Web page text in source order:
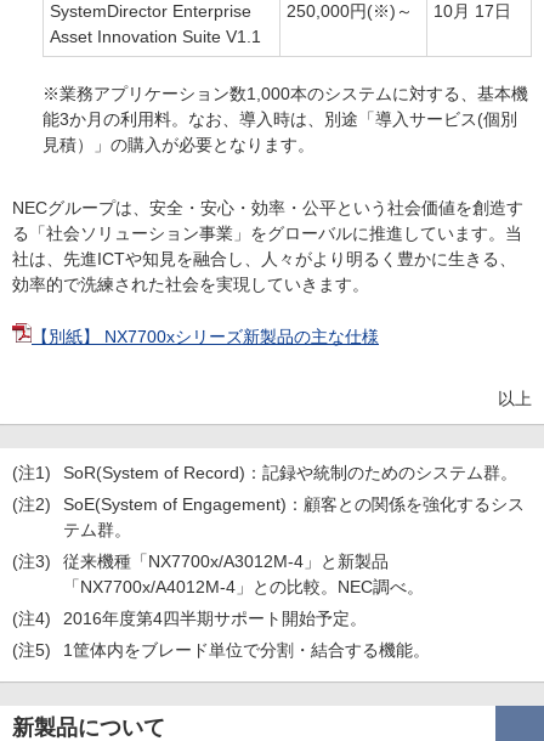
SystemDirector Enterprise
Asset Innovation Suite V1.1
250,000円(※)～ 10月 17日
※業務アプリケーション数1,000本のシステムに対する、基本機
能3か月の利用料。なお、導入時は、別途「導入サービス(個別
見積）」の購入が必要となります。
NECグループは、安全・安心・効率・公平という社会価値を創造す
る「社会ソリューション事業」をグローバルに推進しています。当
社は、先進ICTや知見を融合し、人々がより明るく豊かに生きる、
効率的で洗練された社会を実現していきます。
【別紙】 NX7700xシリーズ新製品の主な仕様
以上
(注1)
SoR(System of Record)：記録や統制のためのシステム群。
(注2)
SoE(System of Engagement)：顧客との関係を強化するシス
テム群。
(注3)
従来機種「NX7700x/A3012M-4」と新製品
「NX7700x/A4012M-4」との比較。NEC調べ。
(注4)
2016年度第4四半期サポート開始予定。
(注5)
1筐体内をブレード単位で分割・結合する機能。
新製品について